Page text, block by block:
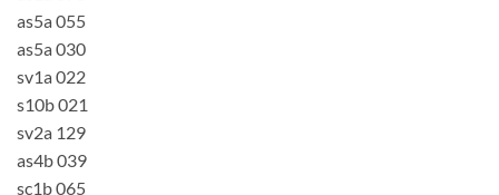
as5a 055
as5a 030
sv1a 022
s10b 021
sv2a 129
as4b 039
sc1b 065